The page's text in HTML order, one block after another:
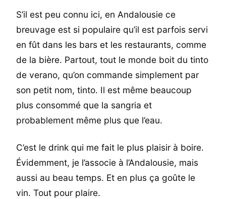
S’il est peu connu ici, en Andalousie ce
breuvage est si populaire qu’il est parfois servi
en fût dans les bars et les restaurants, comme
de la bière. Partout, tout le monde boit du tinto
de verano, qu’on commande simplement par
son petit nom, tinto. Il est même beaucoup
plus consommé que la sangria et
probablement même plus que l’eau.
C’est le drink qui me fait le plus plaisir à boire.
Évidemment, je l’associe à l’Andalousie, mais
aussi au beau temps. Et en plus ça goûte le
vin. Tout pour plaire.